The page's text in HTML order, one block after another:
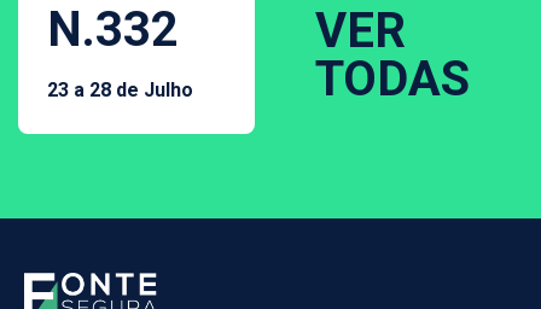
N.332
23 a 28 de Julho
VER
TODAS